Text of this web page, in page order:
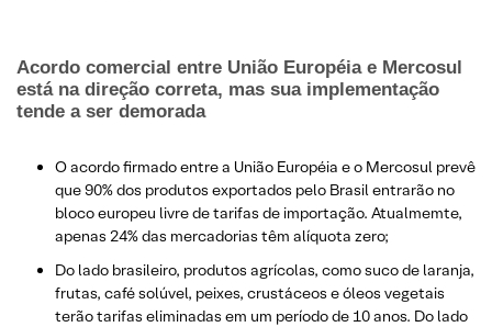
Acordo comercial entre União Européia e Mercosul
está na direção correta, mas sua implementação
tende a ser demorada
​O acordo firmado entre a União Européia e o Mercosul prevê
que 90% dos produtos exportados pelo Brasil entrarão no
bloco europeu livre de tarifas de importação. Atualmemte,
apenas 24% das mercadorias têm alíquota zero;
Do lado brasileiro, produtos agrícolas, como suco de laranja,
frutas, café solúvel, peixes, crustáceos e óleos vegetais
terão tarifas eliminadas em um período de 10 anos. Do lado